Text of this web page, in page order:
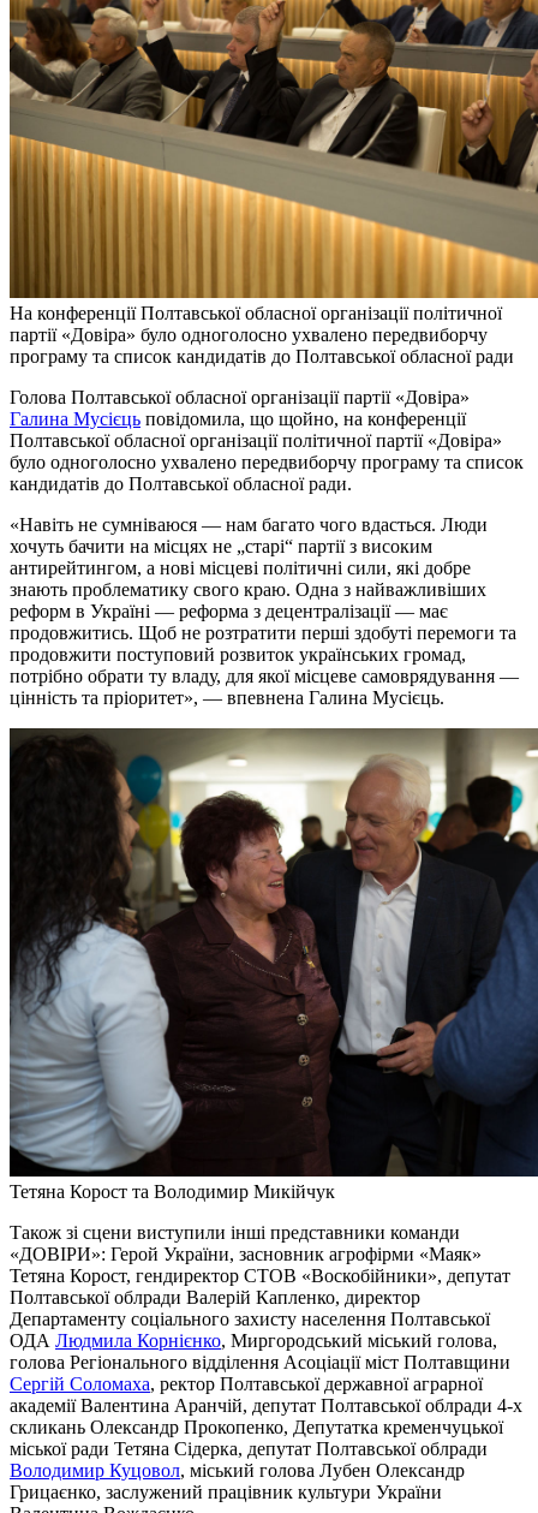
На конференції Полтавської обласної організації політичної
партії «Довіра» було одноголосно ухвалено передвиборчу
програму та список кандидатів до Полтавської обласної ради
Голова Полтавської обласної організації партії «Довіра»
Галина Мусієць повідомила, що щойно, на конференції
Полтавської обласної організації політичної партії «Довіра»
було одноголосно ухвалено передвиборчу програму та список
кандидатів до Полтавської обласної ради.
«Навіть не сумніваюся — нам багато чого вдасться. Люди
хочуть бачити на місцях не „старі“ партії з високим
антирейтингом, а нові місцеві політичні сили, які добре
знають проблематику свого краю. Одна з найважливіших
реформ в Україні — реформа з децентралізації — має
продовжитись. Щоб не розтратити перші здобуті перемоги та
продовжити поступовий розвиток українських громад,
потрібно обрати ту владу, для якої місцеве самоврядування —
цінність та пріоритет», — впевнена Галина Мусієць.
Тетяна Корост та Володимир Микійчук
Також зі сцени виступили інші представники команди
«ДОВІРИ»: Герой України, засновник агрофірми «Маяк»
Тетяна Корост, гендиректор СТОВ «Воскобійники», депутат
Полтавської облради Валерій Капленко, директор
Департаменту соціального захисту населення Полтавської
ОДА Людмила Корнієнко, Миргородський міський голова,
голова Регіонального відділення Асоціації міст Полтавщини
Сергій Соломаха, ректор Полтавської державної аграрної
академії Валентина Аранчій, депутат Полтавської облради 4-х
скликань Олександр Прокопенко, Депутатка кременчуцької
міської ради Тетяна Сідерка, депутат Полтавської облради
Володимир Куцовол, міський голова Лубен Олександр
Грицаєнко, заслужений працівник культури України